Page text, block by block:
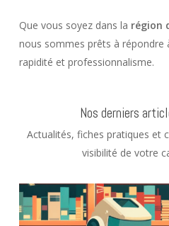
Que vous soyez dans la région
nous sommes prêts à répondre
rapidité et professionnalisme.
Nos derniers
Actualités, fiches pratiques et
visibilité de votre